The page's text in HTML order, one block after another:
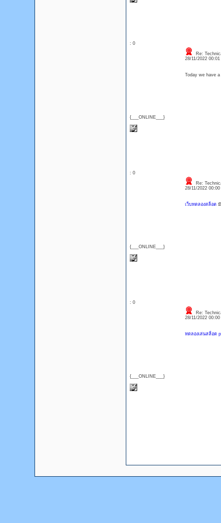
: 0
{___ONLINE___}
Re:
28/11/2022
Today we have
: 0
{___ONLINE___}
Re:
28/11/2022
เว็บทดลองสล็อต
: 0
{___ONLINE___}
Re:
28/11/2022
ทดลองเล่นสล็อต